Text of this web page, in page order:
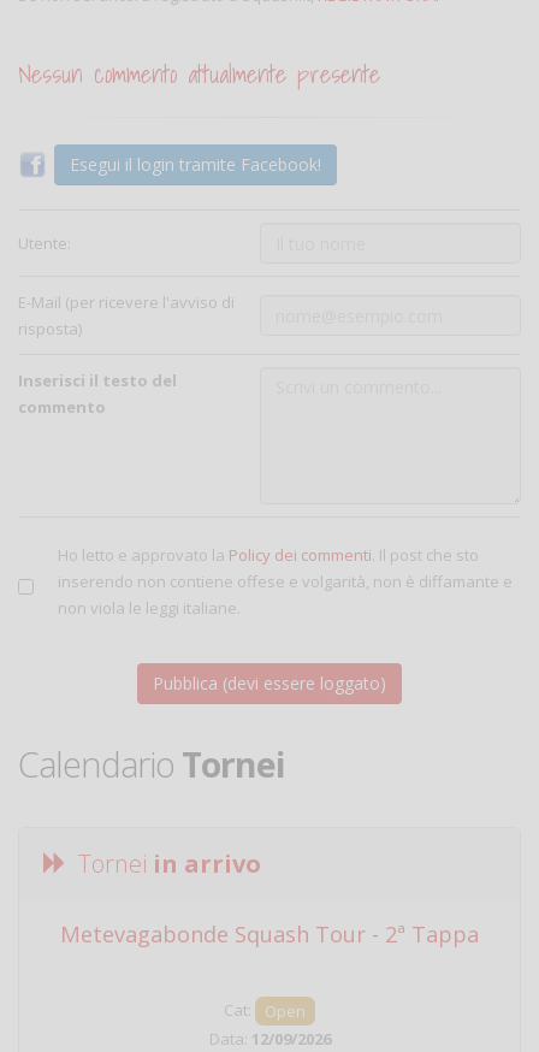
Nessun commento attualmente presente
Esegui il login tramite Facebook!
Utente:
E-Mail (per ricevere l'avviso di
risposta)
Inserisci il testo del
commento
Ho letto e approvato la Policy dei commenti. Il post che sto
inserendo non contiene offese e volgarità, non è diffamante e
non viola le leggi italiane.
Calendario Tornei
Tornei in arrivo
Metevagabonde Squash Tour - 2ª Tappa
Cat:
Open
Data: 12/09/2026